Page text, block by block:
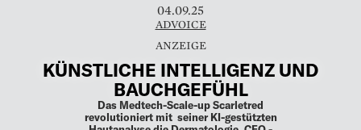
04.09.25
ADVOICE
KÜNSTLICHE INTELLIGENZ UND
BAUCHGEFÜHL
Das Medtech-Scale-up Scarletred
revolutioniert mit ­ seiner KI-gestützten